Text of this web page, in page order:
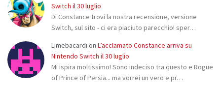
Switch il 30 luglio
Di Constance trovi la nostra recensione, versione
Switch, sul sito - ci era piaciuto parecchio! sper…
Limebacardi on L’acclamato Constance arriva su
Nintendo Switch il 30 luglio
Mi ispira moltissimo! Sono indeciso tra questo e Rogue
of Prince of Persia... ma vorrei un vero e pr…